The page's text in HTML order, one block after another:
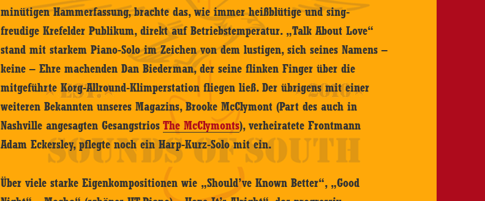
minütigen Hammerfassung, brachte das, wie immer heißblütige und sing-
freudige Krefelder Publikum, direkt auf Betriebstemperatur. „Talk About Love“
stand mit starkem Piano-Solo im Zeichen von dem lustigen, sich seines Namens –
keine – Ehre machenden Dan Biederman, der seine flinken Finger über die
mitgeführte Korg-Allround-Klimperstation fliegen ließ. Der übrigens mit einer
weiteren Bekannten unseres Magazins, Brooke McClymont (Part des auch in
Nashville angesagten GesangstriosThe McClymonts), verheiratete Frontmann
Adam Eckersley, pflegte noch ein Harp-Kurz-Solo mit ein.
Über viele starke Eigenkompositionen wie „Should’ve Known Better“, „Good